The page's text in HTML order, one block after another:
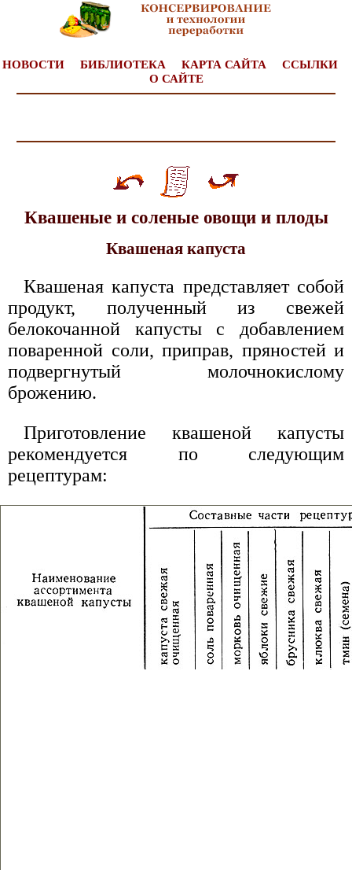
НОВОСТИ БИБЛИОТЕКА КАРТА САЙТА
ССЫЛКИ
О САЙТЕ
Квашеные и соленые овощи и плоды
Квашеная капуста
Квашеная капуста представляет собой
продукт, полученный из свежей
белокочанной капусты с добавлением
поваренной соли, приправ, пряностей и
подвергнутый молочнокислому
брожению.
Приготовление квашеной капусты
рекомендуется по следующим
рецептурам: